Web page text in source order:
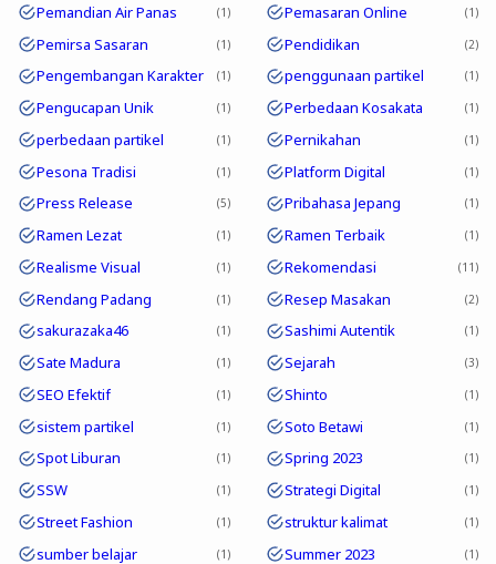
Pemandian Air Panas 1 Pemasaran Online 1
Pemirsa Sasaran 1 Pendidikan 2
Pengembangan Karakter 1 penggunaan partikel 1
Pengucapan Unik 1 Perbedaan Kosakata 1
perbedaan partikel 1 Pernikahan 1
Pesona Tradisi 1 Platform Digital 1
Press Release 5 Pribahasa Jepang 1
Ramen Lezat 1 Ramen Terbaik 1
Realisme Visual 1 Rekomendasi 11
Rendang Padang 1 Resep Masakan 2
sakurazaka46 1 Sashimi Autentik 1
Sate Madura 1 Sejarah 3
SEO Efektif 1 Shinto 1
sistem partikel 1 Soto Betawi 1
Spot Liburan 1 Spring 2023 1
SSW 1 Strategi Digital 1
Street Fashion 1 struktur kalimat 1
sumber belajar 1 Summer 2023 1